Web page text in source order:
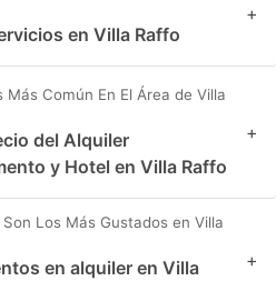
en Villa Raffo
+
Más Común En El Área de Villa
del Alquiler
y Hotel en Villa Raffo
+
Los Más Gustados en Villa
en alquiler en Villa
+